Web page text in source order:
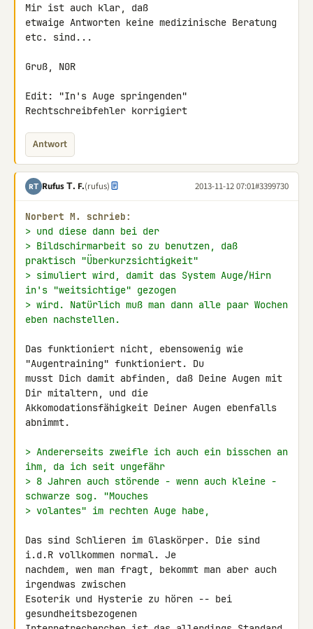
Mir ist auch klar, daß
etwaige Antworten keine medizinische Beratung
etc. sind...
Gruß, N0R
Edit: "In's Auge springenden"
Rechtschreibfehler korrigiert
Antwort
RΤ Rufus Τ. F.(rufus) 2013-11-12 07:01#3399730
Norbert M. schrieb:
> und diese dann bei der
> Bildschirmarbeit so zu benutzen, daß
praktisch "Überkurzsichtigkeit"
> simuliert wird, damit das System Auge/Hirn
in's "weitsichtige" gezogen
> wird. Natürlich muß man dann alle paar Wochen
eben nachstellen.
Das funktioniert nicht, ebensowenig wie
"Augentraining" funktioniert. Du
musst Dich damit abfinden, daß Deine Augen mit
Dir mitaltern, und die
Akkomodationsfähigkeit Deiner Augen ebenfalls
abnimmt.
> Andererseits zweifle ich auch ein bisschen an
ihm, da ich seit ungefähr
> 8 Jahren auch störende - wenn auch kleine -
schwarze sog. "Mouches
> volantes" im rechten Auge habe,
Das sind Schlieren im Glaskörper. Die sind
i.d.R vollkommen normal. Je
nachdem, wen man fragt, bekommt man aber auch
irgendwas zwischen
Esoterik und Hysterie zu hören -- bei
gesundheitsbezogenen